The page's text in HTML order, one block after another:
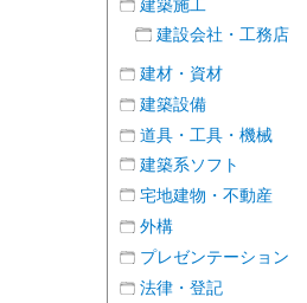
建築施工
建設会社・工務店
建材・資材
建築設備
道具・工具・機械
建築系ソフト
宅地建物・不動産
外構
プレゼンテーション
法律・登記